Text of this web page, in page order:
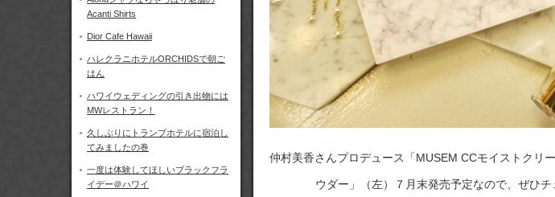
Acanti Shirts
Dior Cafe Hawaii
ハレクラニホテルORCHIDSで朝ご
はん
ハワイウェディングの引き出物には
MWレストラン！
久しぶりにトランプホテルに宿泊し
てみましたの巻
一度は体験してほしいブラックフラ
イデー＠ハワイ
仲村美香さんプロデュース「MUSEM CCモイストクリ
ウダー」（左）７月末発売予定なので、ぜひ